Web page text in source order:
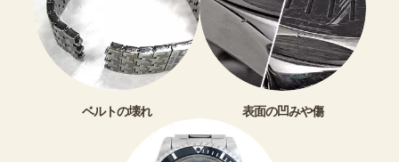
ベルトの壊れ 表面の凹みや傷